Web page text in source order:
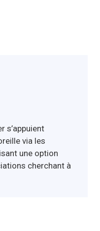
s’appuient
via les
une option
cherchant à